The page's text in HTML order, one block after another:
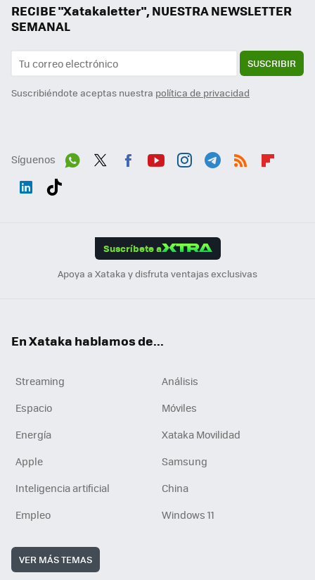
RECIBE "Xatakaletter", NUESTRA NEWSLETTER
SEMANAL
SUSCRIBIR
Suscribiéndote aceptas nuestra política de privacidad
Síguenos
Suscríbete a
Apoya a Xataka y disfruta ventajas exclusivas
En Xataka hablamos de...
Streaming
Análisis
Espacio
Móviles
Energía
Xataka Movilidad
Apple
Samsung
Inteligencia artificial
China
Empleo
Windows 11
VER MÁS TEMAS